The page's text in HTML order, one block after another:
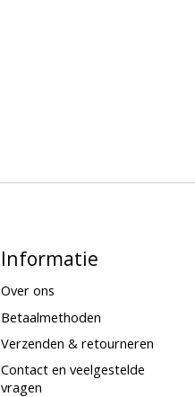
Informatie
Over ons
Betaalmethoden
Verzenden & retourneren
Contact en veelgestelde
vragen